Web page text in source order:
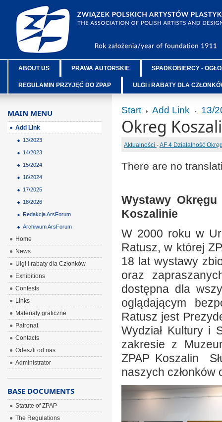
ABOUT US PRAWA AUTORSKIE SPADKOBIERCY -
REGULAMIN PRZYJĘĆ DO ZPAP ULGI i RABATY DLA
Start Add Link 13/
Okreg
Aktualności -AF 4 Działalność
There are no
Wystawy
Koszalinie
W 2000 roku w
Ratusz, w której
18 lat wystawy
oraz
dostępna dla
oglądającym
Ratusz jest
Wydział Kultury i
zakresie z
ZPAP Koszalin
naszych
MAIN MENU
Add Link
13/2023
14/2023
15/2024
16/2024
17/2025
18/2026
Redakcja ArsForum
Archiwum ArsForum
Home
News
Ulgi i rabaty dla Członków
Exhibitions
Contests
Links
Materiały graficzne
Patronat
Contacts
Odeszli od nas
Administrator
BASE DOCUMENTS
Statute of ZPAP
The Regulations